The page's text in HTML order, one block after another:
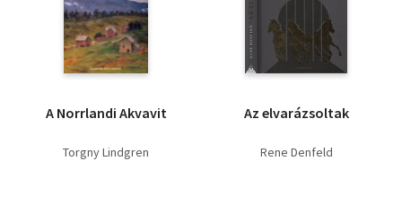
A Norrlandi Akvavit
Torgny Lindgren
Az elvarázsoltak
Rene Denfeld